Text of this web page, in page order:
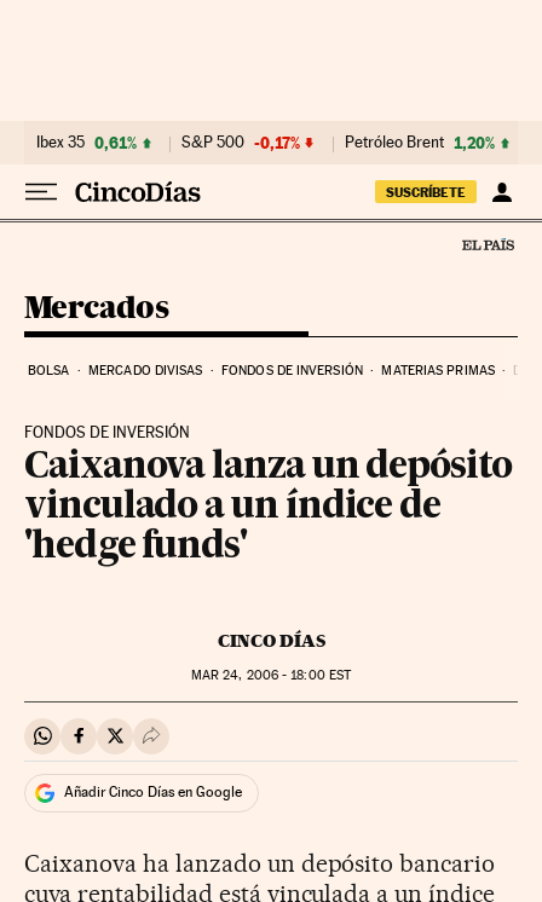
Ibex 35 0,61% S&P 500 -0,17% Petróleo Brent 1,20%
SUSCRÍBETE
Mercados
BOLSA MERCADO DIVISAS FONDOS DE INVERSIÓN MATERIAS PRIMAS
FONDOS DE INVERSIÓN
Caixanova lanza un depósito
vinculado a un índice de
'hedge funds'
CINCO DÍAS
MAR 24, 2006 - 18:00EST
Compartir en Whatsapp
Compartir en Facebook
Compartir en Twitter
Desplegar Redes Sociales
Añadir Cinco Días en Google
Caixanova ha lanzado un depósito bancario
cuya rentabilidad está vinculada a un índice